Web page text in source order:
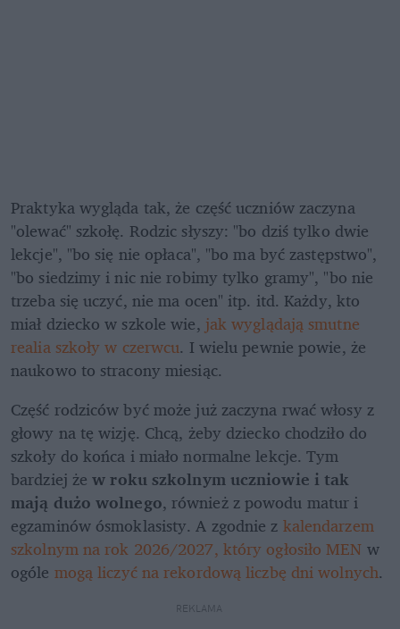
Praktyka wygląda tak, że część uczniów zaczyna
"olewać" szkołę. Rodzic słyszy: "bo dziś tylko dwie
lekcje", "bo się nie opłaca", "bo ma być zastępstwo",
"bo siedzimy i nic nie robimy tylko gramy", "bo nie
trzeba się uczyć, nie ma ocen" itp. itd. Każdy, kto
miał dziecko w szkole wie, jak wyglądają smutne
realia szkoły w czerwcu. I wielu pewnie powie, że
naukowo to stracony miesiąc.
Część rodziców być może już zaczyna rwać włosy z
głowy na tę wizję. Chcą, żeby dziecko chodziło do
szkoły do końca i miało normalne lekcje. Tym
bardziej że w roku szkolnym uczniowie i tak
mają dużo wolnego, również z powodu matur i
egzaminów ósmoklasisty. A zgodnie z kalendarzem
szkolnym na rok 2026/2027, który ogłosiło MEN w
ogóle mogą liczyć na rekordową liczbę dni wolnych.
REKLAMA